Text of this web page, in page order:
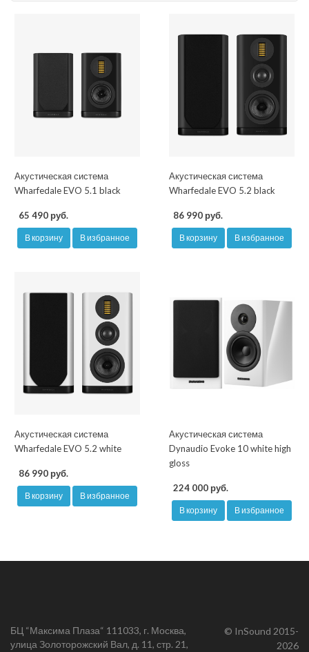
Акустическая система
Wharfedale EVO 5.1 black
65 490 руб.
В корзину В избранное
Акустическая система
Wharfedale EVO 5.2 black
86 990 руб.
В корзину В избранное
Акустическая система
Wharfedale EVO 5.2 white
86 990 руб.
В корзину В избранное
Акустическая система
Dynaudio Evoke 10 white high
gloss
224 000 руб.
В корзину В избранное
БЦ “Максима Плаза“ 111033, г. Москва,
улица Золоторожский Вал, д. 11, стр. 21,
© InSound 2015-
2026